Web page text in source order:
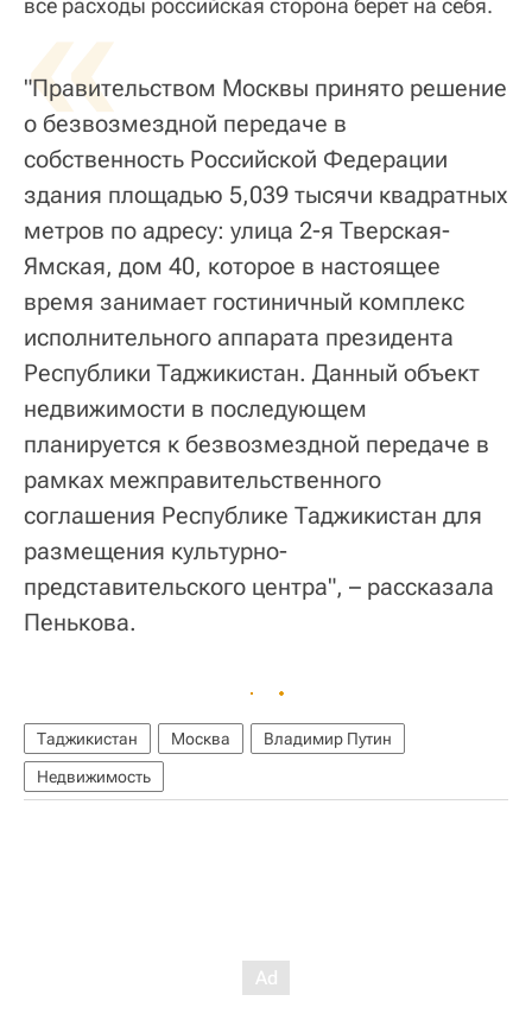
«
"Правительством Москвы принято решение
о безвозмездной передаче в
собственность Российской Федерации
здания площадью 5,039 тысячи квадратных
метров по адресу: улица 2-я Тверская-
Ямская, дом 40, которое в настоящее
время занимает гостиничный комплекс
исполнительного аппарата президента
Республики Таджикистан. Данный объект
недвижимости в последующем
планируется к безвозмездной передаче в
рамках межправительственного
соглашения Республике Таджикистан для
размещения культурно-
представительского центра", – рассказала
Пенькова.
Таджикистан Москва
Владимир Путин
Недвижимость